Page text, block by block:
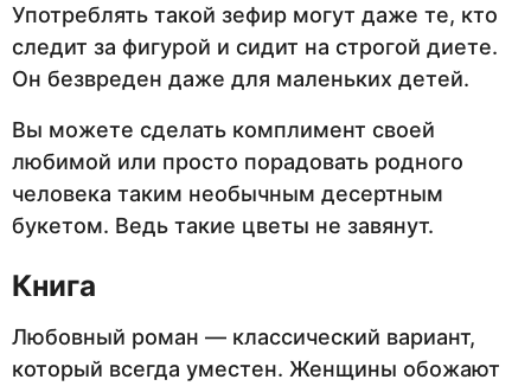
Употреблять такой зефир могут даже те, кто
следит за фигурой и сидит на строгой диете.
Он безвреден даже для маленьких детей.
Вы можете сделать комплимент своей
любимой или просто порадовать родного
человека таким необычным десертным
букетом. Ведь такие цветы не завянут.
Книга
Любовный роман — классический вариант,
который всегда уместен. Женщины обожают